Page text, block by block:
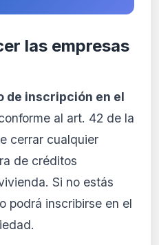
las empresas
de inscripción en el
al art. 42 de la
cerrar cualquier
de créditos
Si no estás
podrá inscribirse en el